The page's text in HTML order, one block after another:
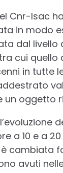
Cnr-Isac
in modo
dal livello
cui
in tutte
oggetto
a 10 e a
è
avuti